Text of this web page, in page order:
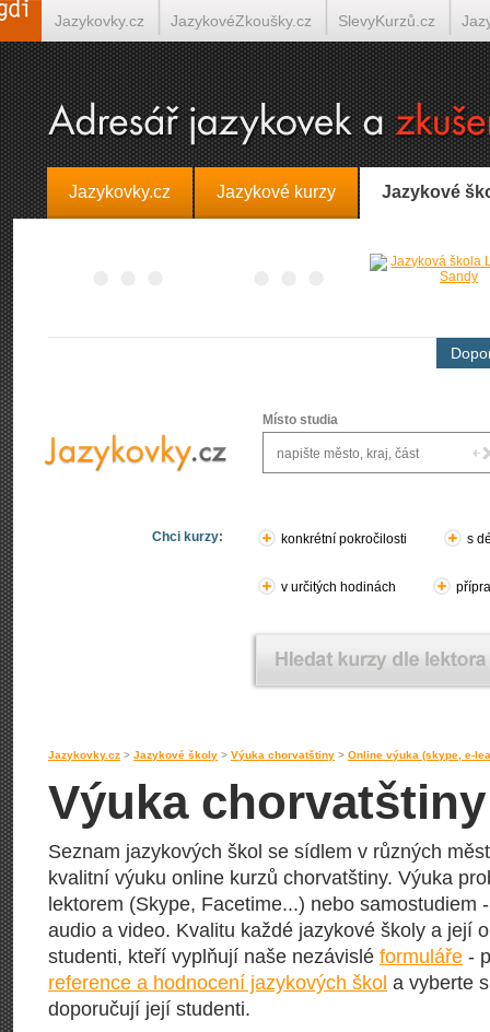
Jazykovky.cz Jazykové kurzy Jazykové
Místo studia
Chci kurzy: konkrétní pokročilosti s
v určitých hodinách
Jazykovky.cz > Jazykové školy > Výuka chorvatštiny > Online výuka (skype, e-
Výuka
Seznam jazykových škol se sídlem v různých
kvalitní výuku online kurzů chorvatštiny. Výuka
lektorem (Skype, Facetime...) nebo samostudiem
audio a video. Kvalitu každé jazykové školy a její
studenti, kteří vyplňují naše nezávislé formuláře -
reference a hodnocení jazykových škol a vyberte
doporučují její studenti.
Jazykovky.cz JazykovéZkoušky.cz SlevyKurzů.cz
Španělština on-line Italština on-line Tlumočení-